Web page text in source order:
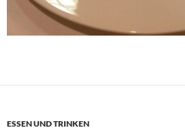
ESSEN UND TRINKEN